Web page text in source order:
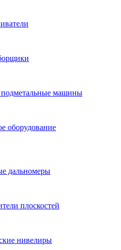
машины
оборудование
дальномеры
плоскостей
нивелиры